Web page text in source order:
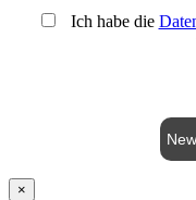
Ich habe die
×